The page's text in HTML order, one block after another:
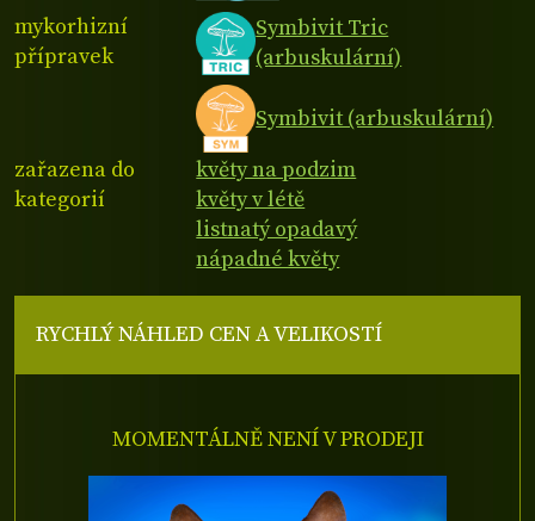
mykorhizní
přípravek
Symbivit Tric
(arbuskulární)
Symbivit (arbuskulární)
zařazena do
kategorií
květy na podzim
květy v létě
listnatý opadavý
nápadné květy
RYCHLÝ NÁHLED CEN A VELIKOSTÍ
MOMENTÁLNĚ NENÍ V PRODEJI